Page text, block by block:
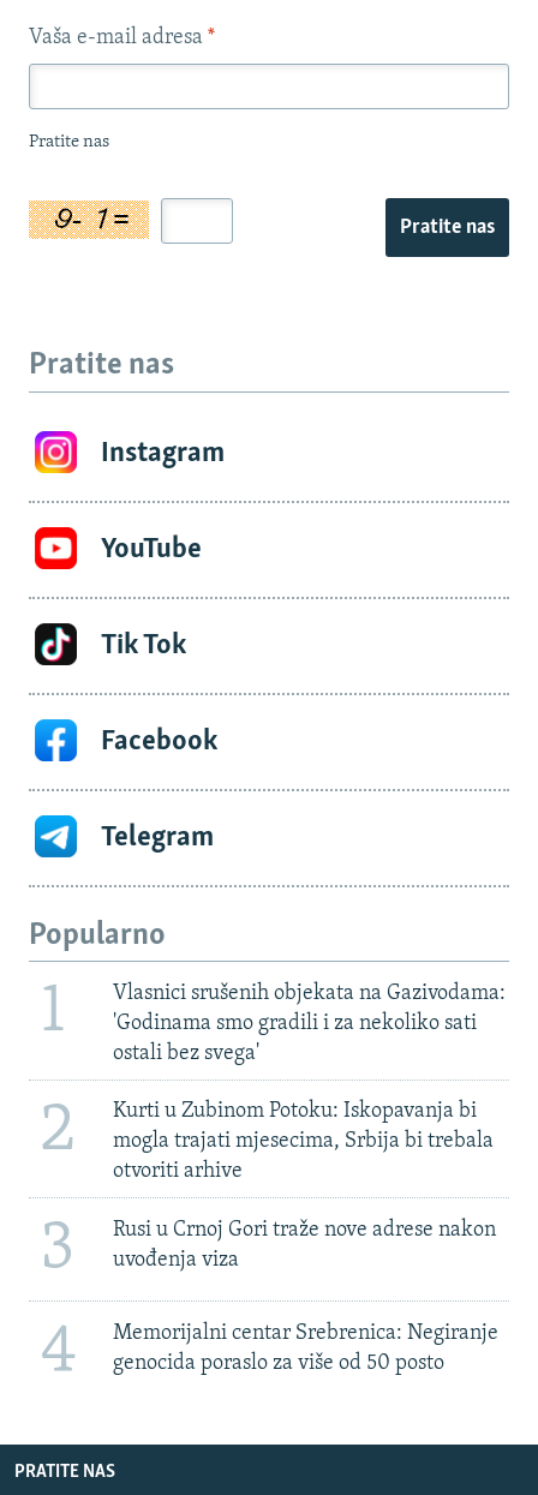
Vaša e-mail adresa *
Pratite nas
Pratite nas
Pratite nas
Instagram
YouTube
Tik Tok
Facebook
Telegram
Popularno
1
Vlasnici srušenih objekata na Gazivodama:
'Godinama smo gradili i za nekoliko sati
ostali bez svega'
2
Kurti u Zubinom Potoku: Iskopavanja bi
mogla trajati mjesecima, Srbija bi trebala
otvoriti arhive
3
Rusi u Crnoj Gori traže nove adrese nakon
uvođenja viza
4
Memorijalni centar Srebrenica: Negiranje
genocida poraslo za više od 50 posto
PRATITE NAS